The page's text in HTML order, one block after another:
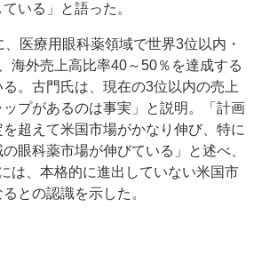
いる」と語った。
医療用眼科薬領域で世界3位以内・
海外売上高比率40～50％を達成する
。古門氏は、現在の3位以内の売上
プがあるのは事実」と説明。「計画
超えて米国市場がかなり伸び、特に
眼科薬市場が伸びている」と述べ、
は、本格的に進出していない米国市
との認識を示した。